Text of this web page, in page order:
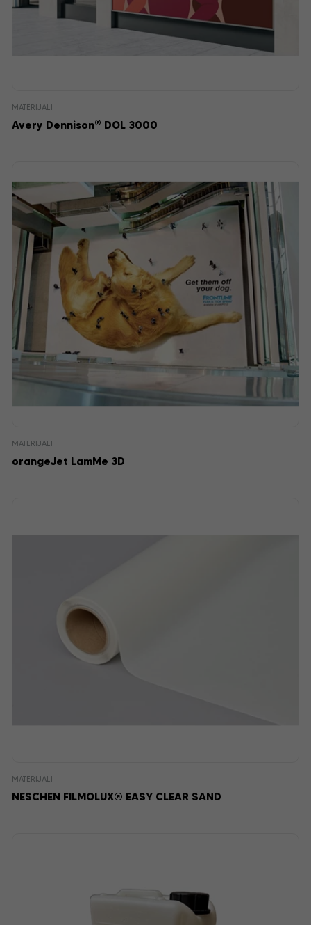
MATERIJALI
Avery Dennison® DOL 3000
MATERIJALI
orangeJet LamMe 3D
MATERIJALI
NESCHEN FILMOLUX® EASY CLEAR SAND